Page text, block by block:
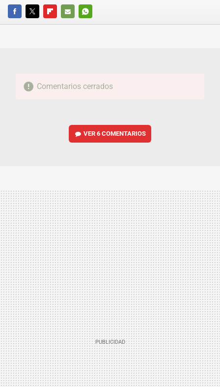
FACEBOOKTWITTERFLIPBOARD
E-
WHATSAPP
Comentarios cerrados
VER6 COMENTARIOS